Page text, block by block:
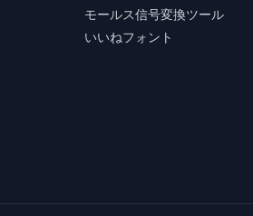
モールス信号変換ツール
いいねフォント